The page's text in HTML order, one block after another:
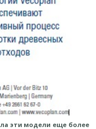
эти модели еще более